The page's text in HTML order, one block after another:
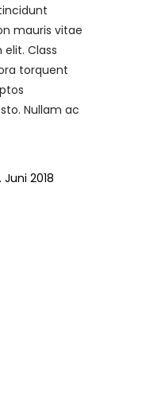
mauris vitae
Class
torquent
Nullam ac
Juni 2018